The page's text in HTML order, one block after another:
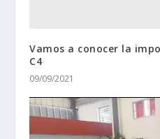
Vamos a conocer la
C4
09/09/2021